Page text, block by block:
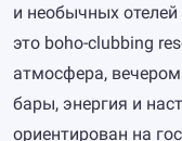
и необычных
это boho-clubbing
атмосфера,
бары, энергия и
ориентирован на